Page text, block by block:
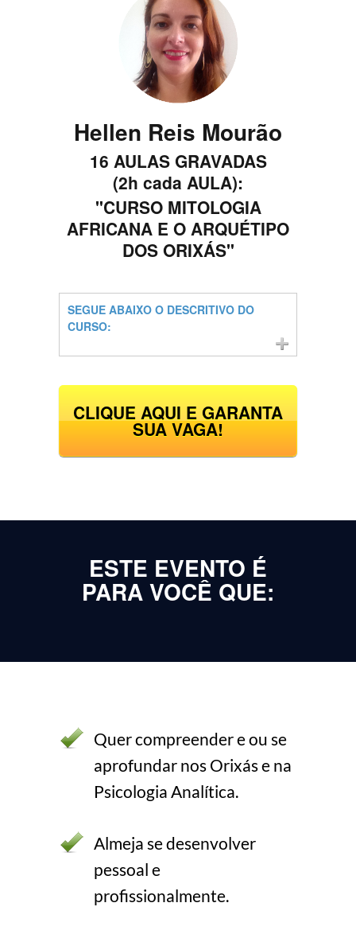
Hellen Reis Mourão
16 AULAS GRAVADAS
(2h cada AULA):
"CURSO MITOLOGIA
AFRICANA E O ARQUÉTIPO
DOS ORIXÁS"
SEGUE ABAIXO O DESCRITIVO DO
CURSO:
CLIQUE AQUI E GARANTA
SUA VAGA!
ESTE EVENTO É
PARA VOCÊ QUE:
Quer compreender e ou se
aprofundar nos Orixás e na
Psicologia Analítica.
Almeja se desenvolver
pessoal e
profissionalmente.